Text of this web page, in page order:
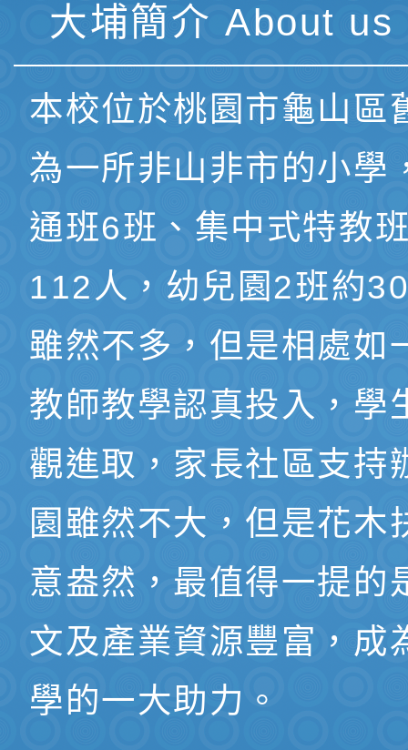
大埔簡介 About us
本校位於桃園市龜山區
為一所非山非市的小學
通班6班、集中式特教
112人，幼兒園2班約
雖然不多，但是相處如
教師教學認真投入，學
觀進取，家長社區支持
園雖然不大，但是花木
意盎然，最值得一提的
文及產業資源豐富，成
學的一大助力。